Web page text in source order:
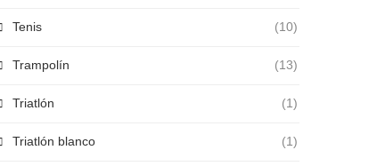
Tenis (10)
Trampolín (13)
Triatlón (1)
Triatlón blanco (1)